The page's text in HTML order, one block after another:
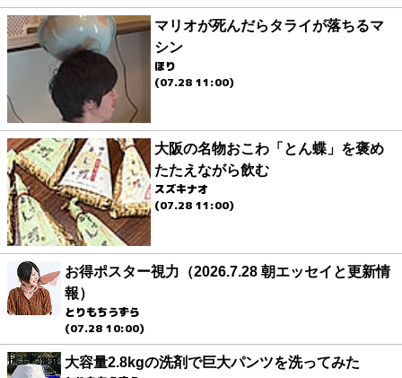
マリオが死んだらタライが落ちるマ
シン
ほり
(07.28 11:00)
大阪の名物おこわ「とん蝶」を褒め
たたえながら飲む
スズキナオ
(07.28 11:00)
お得ポスター視力（2026.7.28 朝エッセイと更新情
報）
とりもちうずら
(07.28 10:00)
大容量2.8kgの洗剤で巨大パンツを洗ってみた